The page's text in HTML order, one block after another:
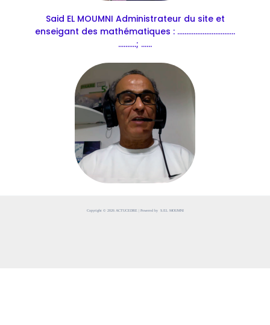
Said EL MOUMNI Administrateur du site et
enseigant des mathématiques : ................................
..........; ......
Copyright © 2026 ACTUCEDRE | Powered by S.EL MOUMNI